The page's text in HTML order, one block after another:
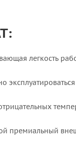
легкость
премиальный